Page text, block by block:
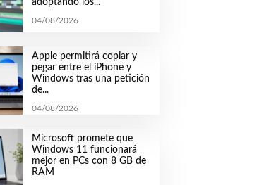
04/08/2026
Apple permitirá copiar y
pegar entre el iPhone y
Windows tras una petición
de...
04/08/2026
Microsoft promete que
Windows 11 funcionará
mejor en PCs con 8 GB de
RAM